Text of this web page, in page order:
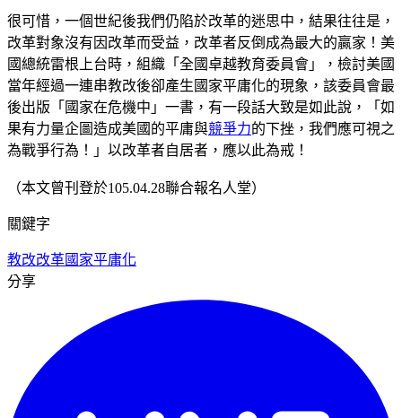
很可惜，一個世紀後我們仍陷於改革的迷思中，結果往往是，
改革對象沒有因改革而受益，改革者反倒成為最大的贏家！美
國總統雷根上台時，組織「全國卓越教育委員會」，檢討美國
當年經過一連串教改後卻產生國家平庸化的現象，該委員會最
後出版「國家在危機中」一書，有一段話大致是如此說，「如
果有力量企圖造成美國的平庸與競爭力的下挫，我們應可視之
為戰爭行為！」以改革者自居者，應以此為戒！
（本文曾刊登於105.04.28聯合報名人堂）
關鍵字
教改改革國家平庸化
分享